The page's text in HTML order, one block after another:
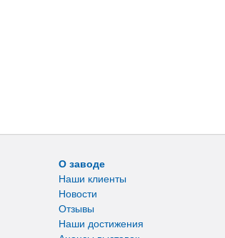
О заводе
Наши клиенты
Новости
Отзывы
Наши достижения